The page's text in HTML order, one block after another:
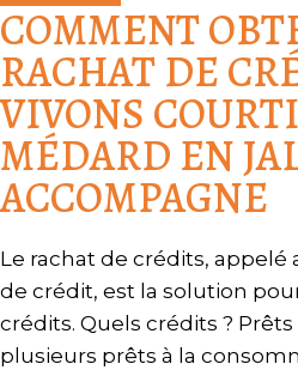
COMMENT
RACHAT DE
VIVONS
MÉDARD EN
ACCOMPAGNE
Le rachat de crédits,
de crédit, est la solution
crédits. Quels crédits ?
plusieurs prêts à la